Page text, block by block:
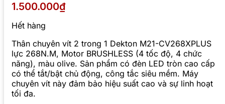
1.500.000₫
Hết hàng
Thân chuyên vít 2 trong 1 Dekton M21-CV268XPLUS
lực 268N.M, Motor BRUSHLESS (4 tốc độ, 4 chức
năng), màu olive. Sản phẩm có đèn LED tròn cao cấp
có thể tắt/bật chủ động, công tắc siêu mềm. Máy
chuyên vít này đảm bảo hiệu suất cao và sự linh hoạt
tối đa.